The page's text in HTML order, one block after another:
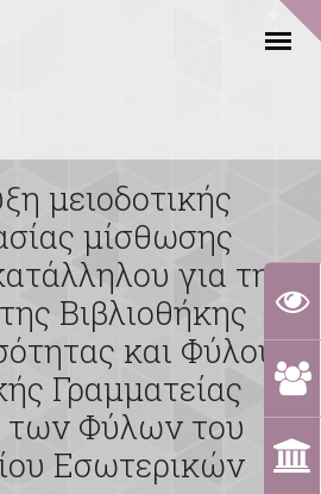
μειοδοτικής
μίσθωσης
για τη
Βιβλιοθήκης
και Φύλου
Γραμματείας
των Φύλων του
Εσωτερικών